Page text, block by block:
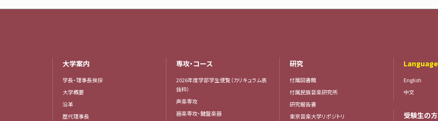
大学案内
学長・理事長挨拶
大学概要
沿革
歴代理事長
専攻・コース
2026年度学部学生便覧（カリキュラム表
抜粋）
声楽専攻
器楽専攻・鍵盤楽器
研究
付属図書館
付属民族音楽研究所
研究報告書
東京音楽大学リポジトリ
Language
English
中文
受験生の方